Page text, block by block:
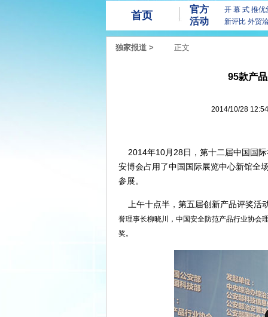
首页
官方
活动
开 幕 式 推优
新评比 外贸
独家报道 > 正文
95款产
2014/10/28
2014年10月28日，第十二届中国国际
安博会占用了中国国际展览中心新馆全
参展。
上午十点半，第五届创新产品评奖活
誉理事长柳晓川，中国安全防范产品行业协会
奖。